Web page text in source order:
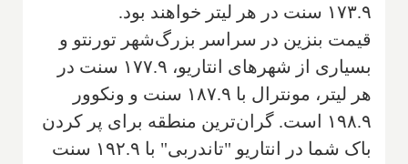
۱۷۳.۹ سنت در هر لیتر خواهند بود.
قیمت بنزین در سراسر بزرگ‌شهر تورنتو و
بسیاری از شهرهای انتاریو، ۱۷۷.۹ سنت در
هر لیتر، مونترال با ۱۸۷.۹ سنت و ونکوور
۱۹۸.۹ است. گران‌ترین منطقه برای پر کردن
باک شما در انتاریو "تاندربی" با ۱۹۲.۹ سنت